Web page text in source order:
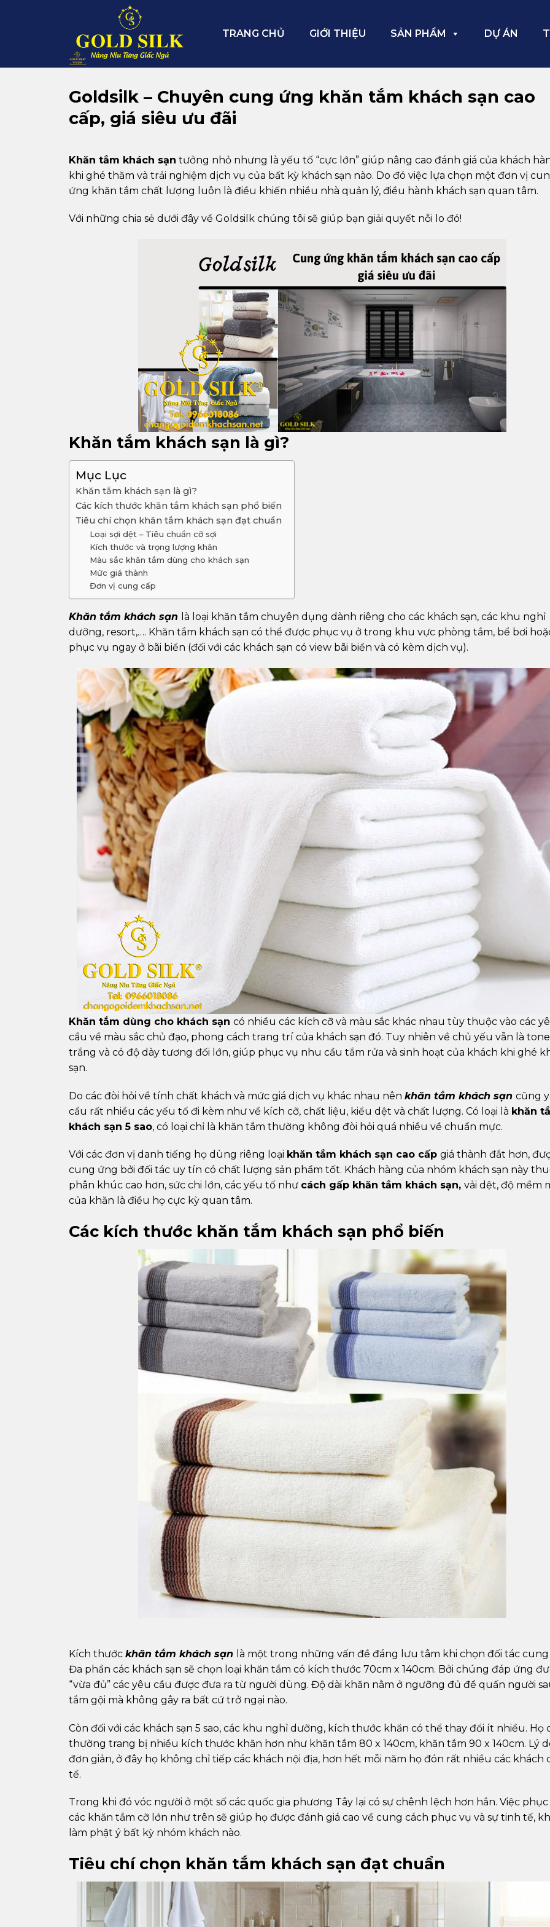
TRANG CHỦ GIỚI THIỆU SẢN PHẨM DỰ ÁN
Goldsilk – Chuyên cung ứng khăn tắm khách sạn cao
cấp, giá siêu ưu đãi
Khăn tắm khách sạn tưởng nhỏ nhưng là yếu tố “cực lớn” giúp nâng cao đánh giá của khách
khi ghé thăm và trải nghiệm dịch vụ của bất kỳ khách sạn nào. Do đó việc lựa chọn một đơn vị
ứng khăn tắm chất lượng luôn là điều khiến nhiều nhà quản lý, điều hành khách sạn quan tâm.
Với những chia sẻ dưới đây về Goldsilk chúng tôi sẽ giúp bạn giải quyết nỗi lo đó!
Khăn tắm khách sạn là gì?
Mục Lục
Khăn tắm khách sạn là gì?
Các kích thước khăn tắm khách sạn phổ biến
Tiêu chí chọn khăn tắm khách sạn đạt chuẩn
Loại sợi dệt – Tiêu chuẩn cỡ sợi
Kích thước và trọng lượng khăn
Màu sắc khăn tắm dùng cho khách sạn
Mức giá thành
Đơn vị cung cấp
Khăn tắm khách sạn là loại khăn tắm chuyên dụng dành riêng cho các khách sạn, các khu nghỉ
dưỡng, resort,…. Khăn tắm khách sạn có thể được phục vụ ở trong khu vực phòng tắm, bể bơi
phục vụ ngay ở bãi biển (đối với các khách sạn có view bãi biển và có kèm dịch vụ).
Khăn tắm dùng cho khách sạn có nhiều các kích cỡ và màu sắc khác nhau tùy thuộc vào các
cầu về màu sắc chủ đạo, phong cách trang trí của khách sạn đó. Tuy nhiên về chủ yếu vẫn là
trắng và có độ dày tương đối lớn, giúp phục vụ nhu cầu tắm rửa và sinh hoạt của khách khi ghé
sạn.
Do các đòi hỏi về tính chất khách và mức giá dịch vụ khác nhau nên khăn tắm khách sạn cũng
cầu rất nhiều các yếu tố đi kèm như về kích cỡ, chất liệu, kiểu dệt và chất lượng. Có loại là khăn
khách sạn 5 sao, có loại chỉ là khăn tắm thường không đòi hỏi quá nhiều về chuẩn mực.
Với các đơn vị danh tiếng họ dùng riêng loại khăn tắm khách sạn cao cấp giá thành đắt hơn,
cung ứng bởi đối tác uy tín có chất lượng sản phẩm tốt. Khách hàng của nhóm khách sạn này
phân khúc cao hơn, sức chi lớn, các yếu tố như cách gấp khăn tắm khách sạn, vải dệt, độ mềm
của khăn là điều họ cực kỳ quan tâm.
Các kích thước khăn tắm khách sạn phổ biến
Kích thước khăn tắm khách sạn là một trong những vấn đề đáng lưu tâm khi chọn đối tác cung
Đa phần các khách sạn sẽ chọn loại khăn tắm có kích thước 70cm x 140cm. Bởi chúng đáp ứng
“vừa đủ” các yêu cầu được đưa ra từ người dùng. Độ dài khăn nằm ở ngưỡng đủ để quấn người
tắm gội mà không gây ra bất cứ trở ngại nào.
Còn đối với các khách sạn 5 sao, các khu nghỉ dưỡng, kích thước khăn có thể thay đổi ít nhiều. Họ
thường trang bị nhiều kích thước khăn hơn như khăn tắm 80 x 140cm, khăn tắm 90 x 140cm. Lý
đơn giản, ở đây họ không chỉ tiếp các khách nội địa, hơn hết mỗi năm họ đón rất nhiều các khách
tế.
Trong khi đó vóc người ở một số các quốc gia phương Tây lại có sự chênh lệch hơn hẳn. Việc phục
các khăn tắm cỡ lớn như trên sẽ giúp họ được đánh giá cao về cung cách phục vụ và sự tinh tế,
làm phật ý bất kỳ nhóm khách nào.
Tiêu chí chọn khăn tắm khách sạn đạt chuẩn